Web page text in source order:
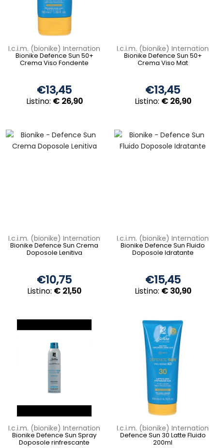
I.c.i.m. (bionike) Internation
Bionike Defence Sun 50+
Crema Viso Fondente
€13,45
Listino: € 26,90
I.c.i.m. (bionike) Internation
Bionike Defence Sun 50+
Crema Viso Mat
€13,45
Listino: € 26,90
I.c.i.m. (bionike) Internation
Bionike Defence Sun Crema
Doposole Lenitiva
€10,75
Listino: € 21,50
I.c.i.m. (bionike) Internation
Bionike Defence Sun Fluido
Doposole Idratante
€15,45
Listino: € 30,90
I.c.i.m. (bionike) Internation
Bionike Defence Sun Spray
Doposole rinfrescante
I.c.i.m. (bionike) Internation
Defence Sun 30 Latte Fluido
200ml